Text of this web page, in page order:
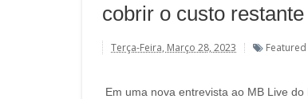
cobrir o custo
Terça-Feira, Março 28, 2023 Featured
Em uma nova entrevista ao MB Live